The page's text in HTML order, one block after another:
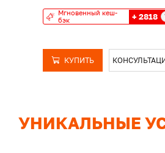
Мгновенный кеш-
бэк
+ 2818
КУПИТЬ
УНИКАЛЬНЫЕ